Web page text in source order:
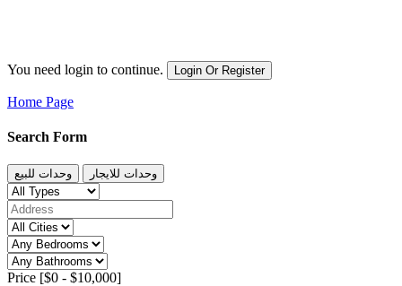
You need login to continue. Login Or Register
Home Page
Search Form
وحدات للبيع وحدات للايجار
Price [$0 - $10,000]